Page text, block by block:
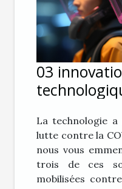
03
La technologie
lutte contre la
nous vous
trois de ces
mobilisées